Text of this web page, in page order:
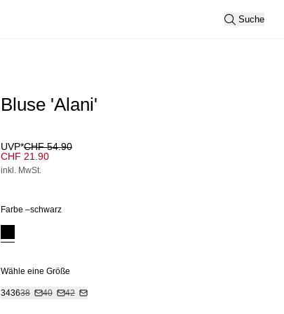
Suche
Bluse 'Alani'
UVP*CHF 54.90
CHF 21.90
inkl. MwSt.
Farbe –schwarz
Wähle eine Größe
343638 40 42